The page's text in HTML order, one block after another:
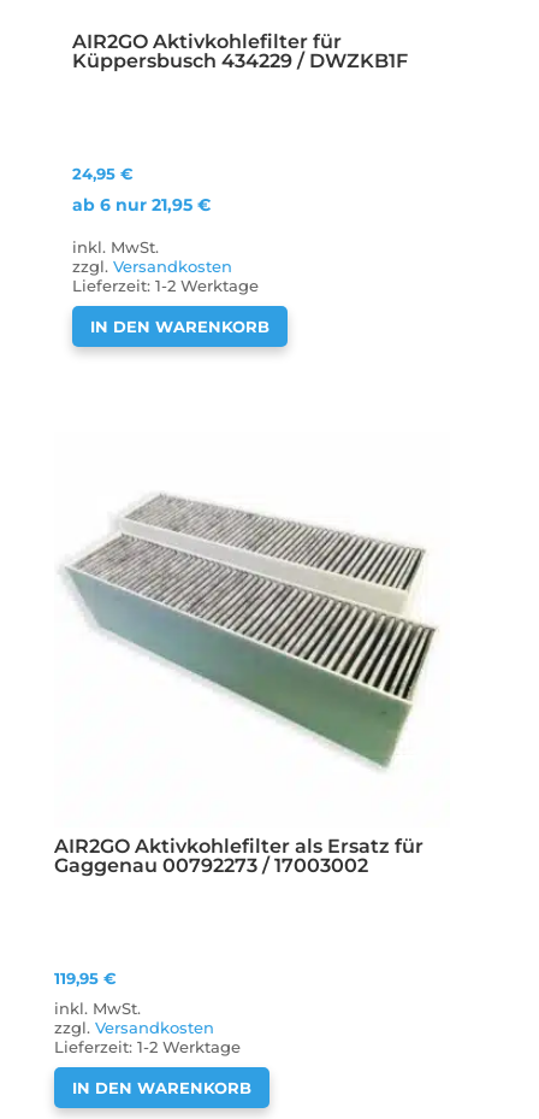
AIR2GO Aktivkohlefilter für
Küppersbusch 434229 / DWZKB1F
24,95 €
ab 6 nur 21,95 €
inkl. MwSt.
zzgl. Versandkosten
Lieferzeit: 1-2 Werktage
IN DEN WARENKORB
AIR2GO Aktivkohlefilter als Ersatz für
Gaggenau 00792273 / 17003002
119,95€
inkl. MwSt.
zzgl.Versandkosten
Lieferzeit:1-2 Werktage
IN DEN WARENKORB